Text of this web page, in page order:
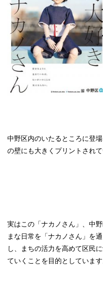
中野区内のいたるところに登
の壁にも大きくプリントされて
実はこの「ナカノさん」、中
まな日常を「ナカノさん」を
し、まちの活力を高めて区民
ていくことを目的としています